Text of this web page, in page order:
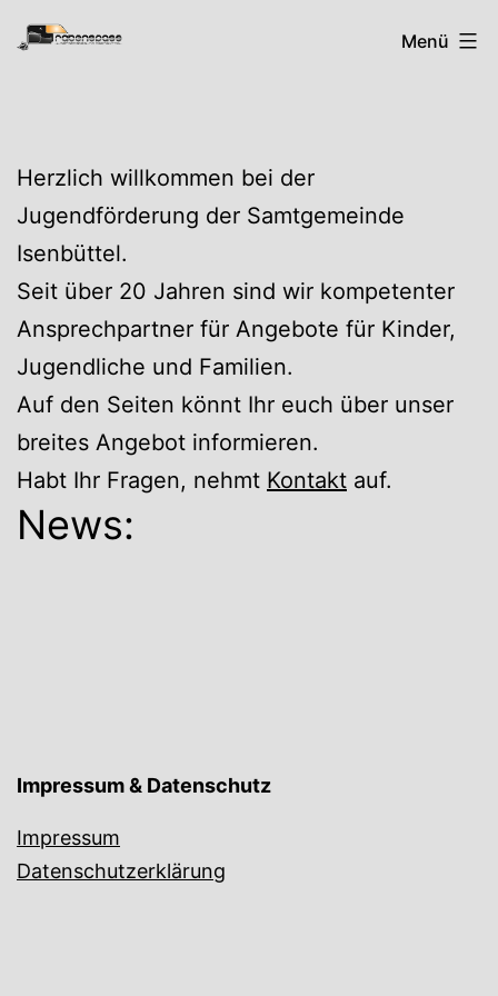
Zum
Inhalt
RabenspassMenü
Herzlich willkommen bei der
Jugendförderung der Samtgemeinde
Isenbüttel.
Seit über 20 Jahren sind wir kompetenter
Ansprechpartner für Angebote für Kinder,
Jugendliche und Familien.
Auf den Seiten könnt Ihr euch über unser
breites Angebot informieren.
Habt Ihr Fragen, nehmt Kontakt auf.
News:
Impressum & Datenschutz
Impressum
Datenschutzerklärung